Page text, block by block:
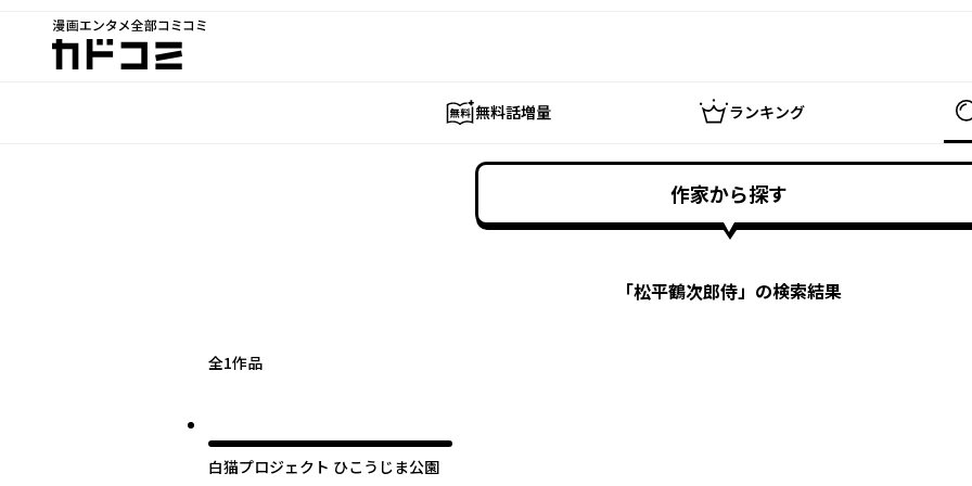
漫画エンタメ全部コミコミ
カドコミ
無料話増量 ランキング
作家から探す
「松平鶴次郎侍」の検索結果
全1作品
白猫プロジェクト ひこうじま公園